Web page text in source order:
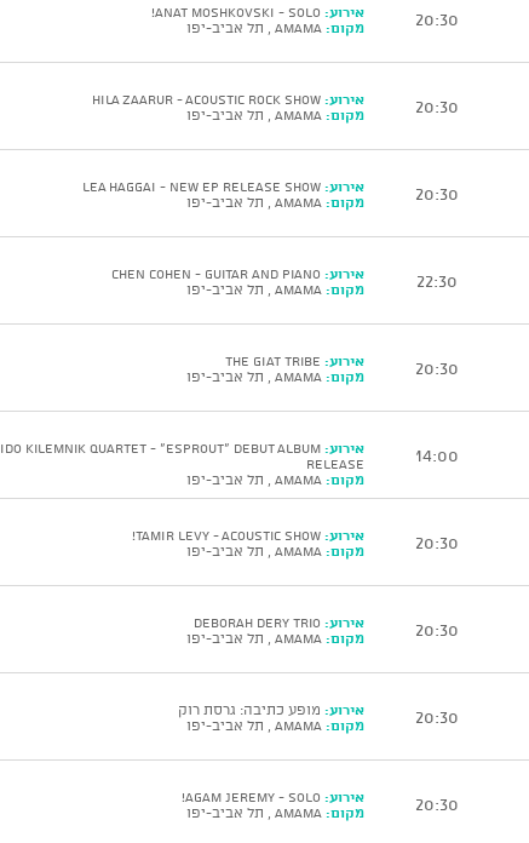
20:30 אירוע:
מקום:
20:30 אירוע:
מקום:
20:30 אירוע:
מקום:
22:30 אירוע:
מקום:
20:30 אירוע:
מקום:
14:00 אירוע: Ido Kilemnik Quartet - “ESPROUT” Debut Album
Release
מקום:
20:30 אירוע:
מקום:
20:30 אירוע:
מקום:
20:30 אירוע: מופע כתיבה: גרסת רוק
מקום:
20:30 אירוע:
מקום: